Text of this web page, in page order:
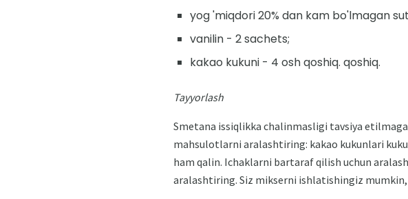
yog 'miqdori 20% dan kam bo'lmagan
vanilin - 2 sachets;
kakao kukuni - 4 osh qoshiq. qoshiq.
Tayyorlash
Smetana issiqlikka chalinmasligi tavsiya
mahsulotlarni aralashtiring: kakao kukunlari
ham qalin. Ichaklarni bartaraf qilish uchun
aralashtiring. Siz mikserni ishlatishingiz